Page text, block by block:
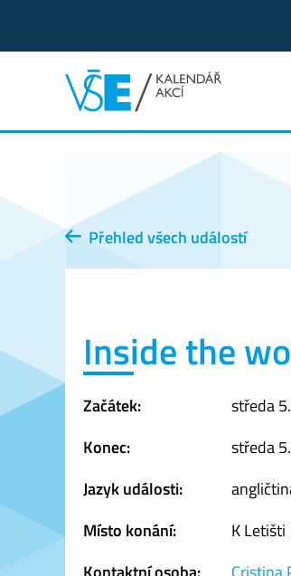
Přehled všech událostí
Inside the
Začátek:
středa
Konec:
středa
Jazyk události:
Místo konání:
K